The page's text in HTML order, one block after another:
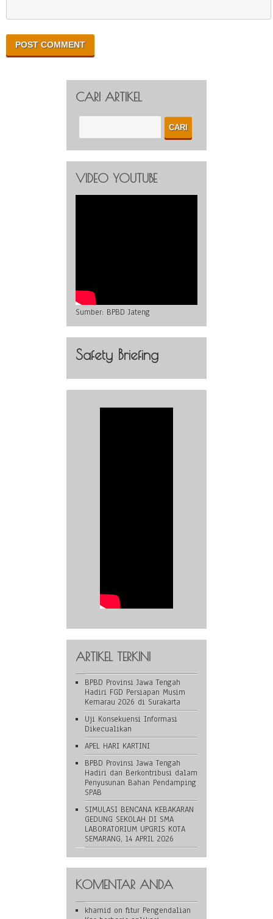
CARI ARTIKEL
VIDEO YOUTUBE
Sumber: BPBD Jateng
Safety Briefing
ARTIKEL TERKINI
BPBD Provinsi Jawa Tengah
Hadiri FGD Persiapan Musim
Kemarau 2026 di Surakarta
Uji Konsekuensi Informasi
Dikecualikan
APEL HARI KARTINI
BPBD Provinsi Jawa Tengah
Hadiri dan Berkontribusi dalam
Penyusunan Bahan Pendamping
SPAB
SIMULASI BENCANA KEBAKARAN
GEDUNG SEKOLAH DI SMA
LABORATORIUM UPGRIS KOTA
SEMARANG, 14 APRIL 2026
KOMENTAR ANDA
khamid on fitur Pengendalian